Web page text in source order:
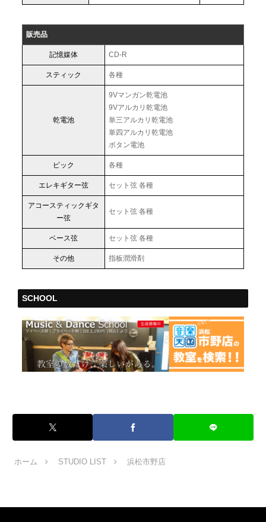
販売品
記憶媒体 CD-R
スティック 各種
乾電池
9Vマンガン乾電池
9Vアルカリ乾電池
単三アルカリ乾電池
単四アルカリ乾電池
ボタン電池
ピック 各種
エレキギター弦 セット弦 各種
アコースティックギタ
ー弦
セット弦 各種
ベース弦 セット弦 各種
その他 指板潤滑剤
SCHOOL
ホーム STUDIO LIST 浜松市野店